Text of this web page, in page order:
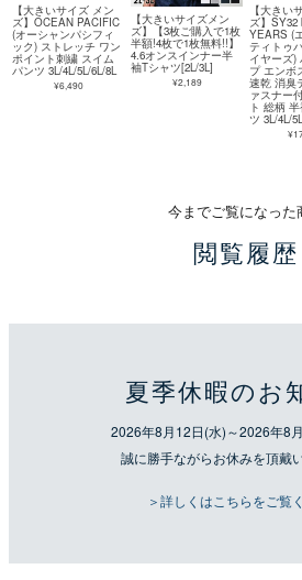
【大きいサイズ メン
ズ】OCEAN PACIFIC
(オーシャンパシフィ
ック) ストレッチ ワン
ポイント刺繍 スイム
パンツ 3L/4L/5L/6L/8L
¥6,490
【大きいサイズメン
ズ】【3枚ご購入で1枚
半額!4枚で1枚無料!!】
4.6オンスインナー半
袖Tシャツ[2L/3L]
¥2,189
【大きい
ズ】SY32
YEARS (
ティトゥ
イヤーズ)
プ エンボ
速乾 消臭
ァスナー
ト 総柄
ツ 3L/4L/
今までご覧になった
閲覧履歴
夏季休暇のお
2026年8月12日(水)～2026年8月
誠に勝手ながらお休みを頂戴
＞詳しくはこちらをご覧